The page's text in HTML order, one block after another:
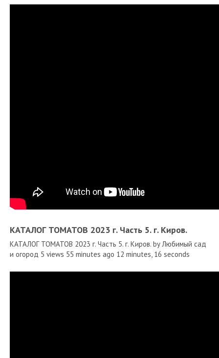
КАТАЛОГ ТОМАТОВ 2023 г. Часть 5. г. Киров.
КАТАЛОГ ТОМАТОВ 2023 г. Часть 5. г. Киров. by Любимый сад
и огород 5 views 55 minutes ago 12 minutes, 16 seconds